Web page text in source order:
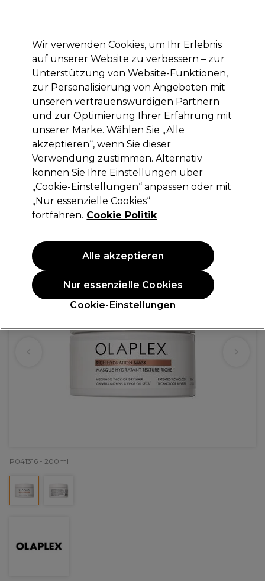
Anmelden
Marken Deals Haare Elektrogeräte Saloneinrichtung
Lieferung und Lieferzeiten
– mehr erfahren
Olaplex Rich Hydration Haarmaske 200ml
0
44,00 €
22.00 € pro 100ml
ANGEBOT
P041316 - 200ml
Wir verwenden Cookies, um Ihr Erlebnis
auf unserer Website zu verbessern – zur
Unterstützung von Website-Funktionen,
zur Personalisierung von Angeboten mit
unseren vertrauenswürdigen Partnern
und zur Optimierung Ihrer Erfahrung mit
unserer Marke. Wählen Sie „Alle
akzeptieren“, wenn Sie dieser
Verwendung zustimmen. Alternativ
können Sie Ihre Einstellungen über
„Cookie-Einstellungen“ anpassen oder mit
„Nur essenzielle Cookies“
fortfahren. Cookie Politik
Cookie-Einstellungen
Nur essenzielle Cookies
Alle akzeptieren